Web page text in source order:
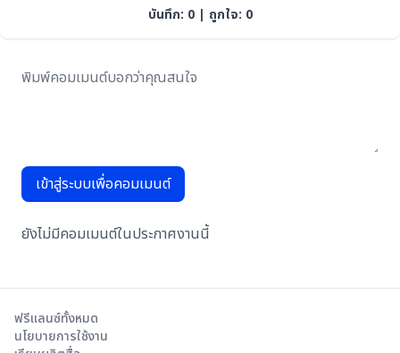
บันทึก: 0| ถูกใจ: 0
เข้าสู่ระบบเพื่อคอมเมนต์
ยังไม่มีคอมเมนต์ในประกาศงานนี้
ฟรีแลนซ์ทั้งหมด
นโยบายการใช้งาน